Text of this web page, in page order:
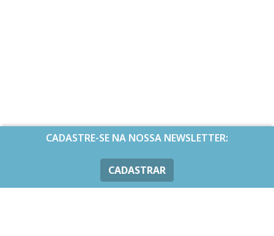
CADASTRE-SE NA NOSSA NEWSLETTER:
CADASTRAR